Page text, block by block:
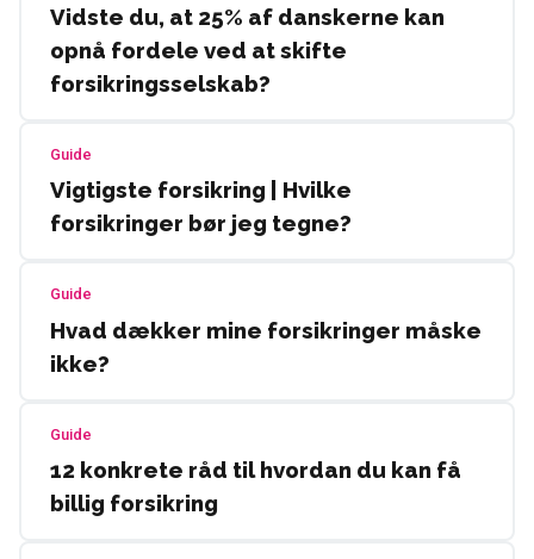
Vidste du, at 25% af danskerne kan
opnå fordele ved at skifte
forsikringsselskab?
Guide
Vigtigste forsikring | Hvilke
forsikringer bør jeg tegne?
Guide
Hvad dækker mine forsikringer måske
ikke?
Guide
12 konkrete råd til hvordan du kan få
billig forsikring